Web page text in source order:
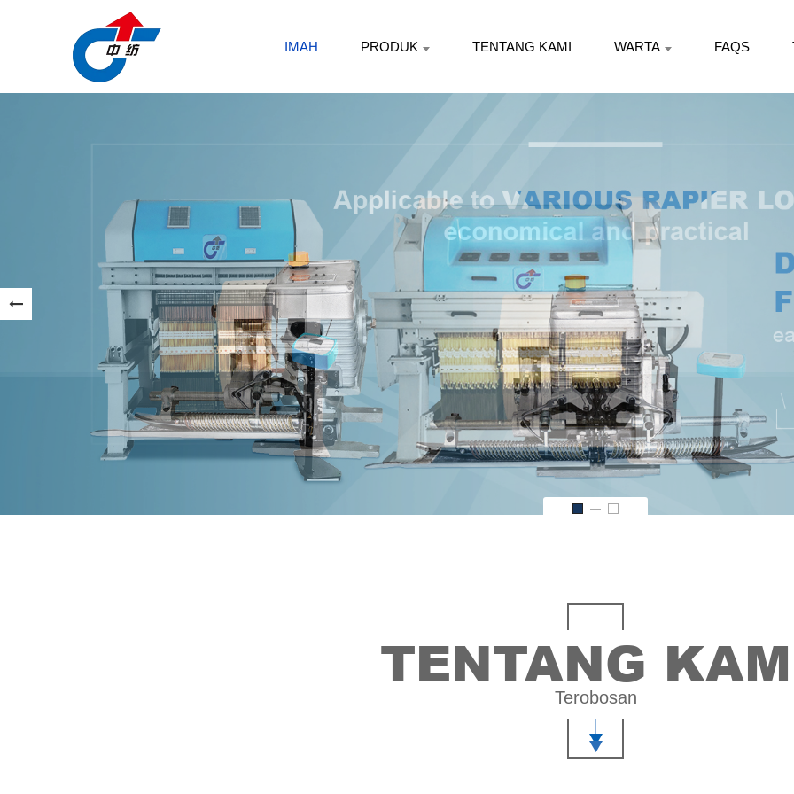
IMAH PRODUK TENTANG KAMI WARTA FAQS
TENTANG
Terobosan